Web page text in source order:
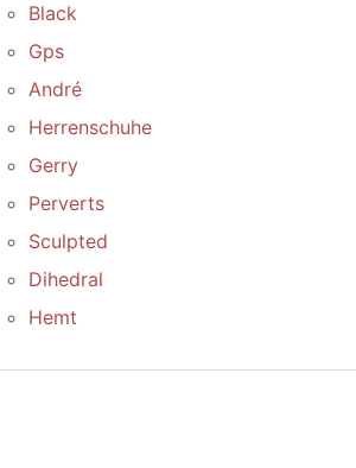
Black
Gps
André
Herrenschuhe
Gerry
Perverts
Sculpted
Dihedral
Hemt